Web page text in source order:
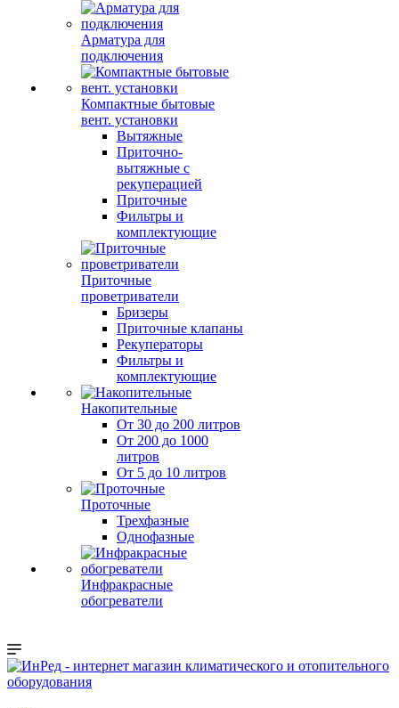
Арматура для
подключения
Компактные бытовые
вент. установки
Вытяжные
Приточно-
вытяжные с
рекуперацией
Приточные
Фильтры и
комплектующие
Приточные
проветриватели
Бризеры
Приточные клапаны
Рекуператоры
Фильтры и
комплектующие
Накопительные
От 30 до 200 литров
От 200 до 1000
литров
От 5 до 10 литров
Проточные
Трехфазные
Однофазные
Инфракрасные
обогреватели